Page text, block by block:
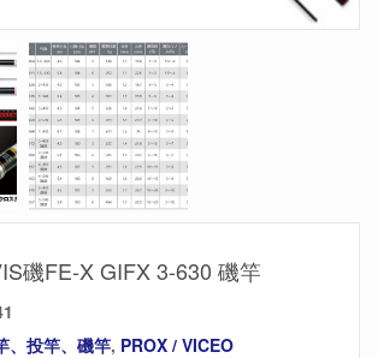
磯FE-X GIFX 3-630 磯竿
、投竿、磯竿, PROX / VICEO